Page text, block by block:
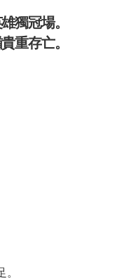
獨冠場。
重存亡。